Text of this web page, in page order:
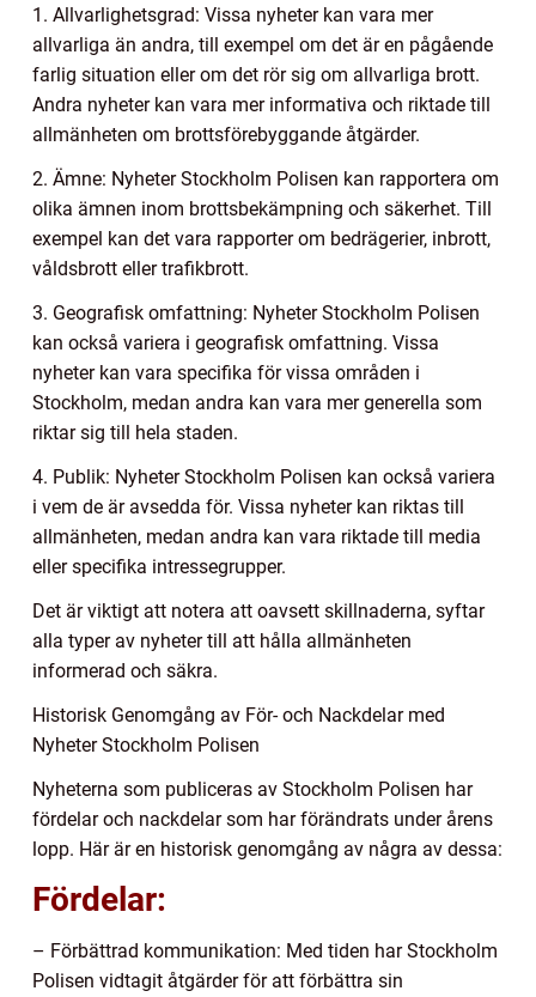
1. Allvarlighetsgrad: Vissa nyheter kan vara mer
allvarliga än andra, till exempel om det är en pågående
farlig situation eller om det rör sig om allvarliga brott.
Andra nyheter kan vara mer informativa och riktade till
allmänheten om brottsförebyggande åtgärder.
2. Ämne: Nyheter Stockholm Polisen kan rapportera om
olika ämnen inom brottsbekämpning och säkerhet. Till
exempel kan det vara rapporter om bedrägerier, inbrott,
våldsbrott eller trafikbrott.
3. Geografisk omfattning: Nyheter Stockholm Polisen
kan också variera i geografisk omfattning. Vissa
nyheter kan vara specifika för vissa områden i
Stockholm, medan andra kan vara mer generella som
riktar sig till hela staden.
4. Publik: Nyheter Stockholm Polisen kan också variera
i vem de är avsedda för. Vissa nyheter kan riktas till
allmänheten, medan andra kan vara riktade till media
eller specifika intressegrupper.
Det är viktigt att notera att oavsett skillnaderna, syftar
alla typer av nyheter till att hålla allmänheten
informerad och säkra.
Historisk Genomgång av För- och Nackdelar med
Nyheter Stockholm Polisen
Nyheterna som publiceras av Stockholm Polisen har
fördelar och nackdelar som har förändrats under årens
lopp. Här är en historisk genomgång av några av dessa:
Fördelar:
– Förbättrad kommunikation: Med tiden har Stockholm
Polisen vidtagit åtgärder för att förbättra sin